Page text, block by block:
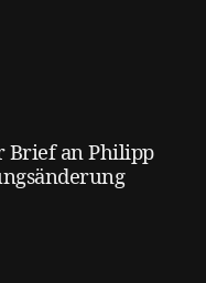
Brief an Philipp